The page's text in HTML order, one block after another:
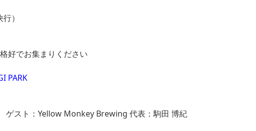
）
好でお集まりください
PARK
ト：Yellow Monkey Brewing 代表：駒田 博紀